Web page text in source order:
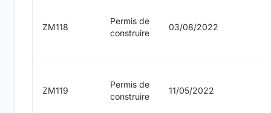
ZM118
Permis de
construire
03/08/2022
ZM119
Permis de
construire
11/05/2022